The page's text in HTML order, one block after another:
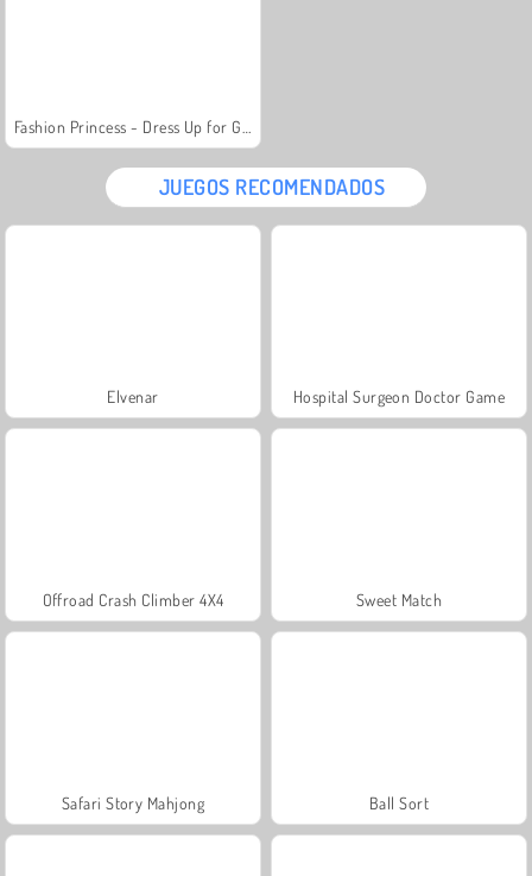
JUEGOS RECOMENDADOS
Elvenar Hospital Surgeon Doctor Game
Offroad Crash Climber 4X4 Sweet Match
Safari Story Mahjong Ball Sort